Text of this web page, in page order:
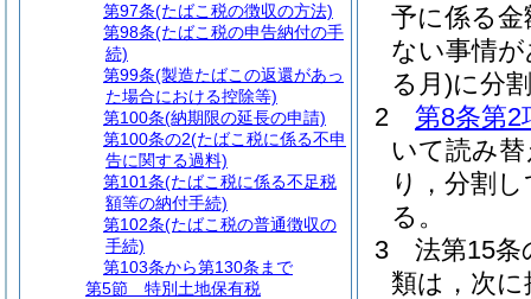
予に係る
ない事情
る月)に分
2
第8条第2
いて読み
り，分割
る。
3
法第15条
類は，次
第97条(たばこ税の徴収の方法)
第98条(たばこ税の申告納付の手
続)
第99条(製造たばこの返還があっ
た場合における控除等)
第100条(納期限の延長の申請)
第100条の2(たばこ税に係る不申
告に関する過料)
第101条(たばこ税に係る不足税
額等の納付手続)
第102条(たばこ税の普通徴収の
手続)
第103条から第130条まで
第5節
特別土地保有税